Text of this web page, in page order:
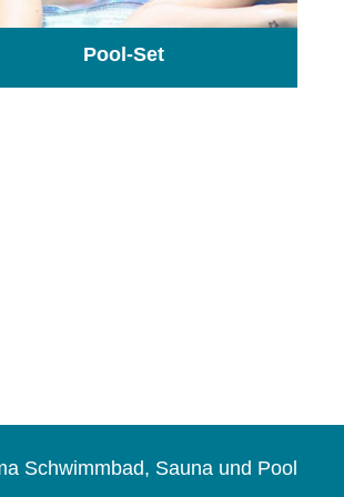
Pool-Set
Schwimmbad, Sauna und Pool